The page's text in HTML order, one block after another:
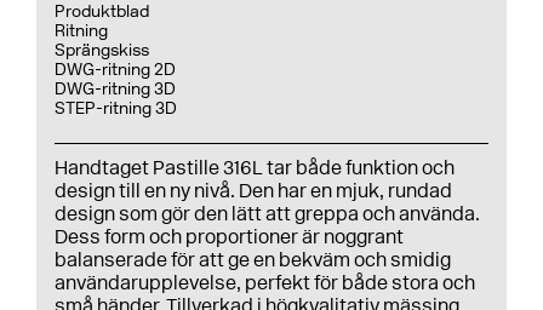
Produktblad
Ritning
Sprängskiss
DWG-ritning 2D
DWG-ritning 3D
STEP-ritning 3D
Handtaget Pastille 316L tar både funktion och
design till en ny nivå. Den har en mjuk, rundad
design som gör den lätt att greppa och använda.
Dess form och proportioner är noggrant
balanserade för att ge en bekväm och smidig
användarupplevelse, perfekt för både stora och